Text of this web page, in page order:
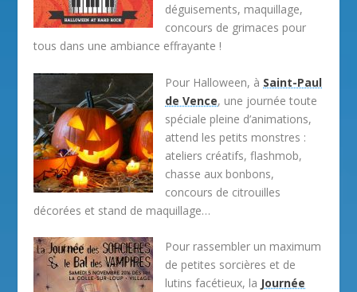
déguisements, maquillage,
concours de grimaces pour
tous dans une ambiance effrayante !
Pour Halloween, à Saint-Paul
de Vence, une journée toute
spéciale pleine d’animations,
attend les petits monstres :
ateliers créatifs, flashmob,
chasse aux bonbons,
concours de citrouilles
décorées et stand de maquillage…
Pour rassembler un maximum
de petites sorcières et de
lutins facétieux, la Journée